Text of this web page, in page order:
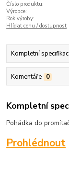
Číslo produktu:
Výrobce:
Rok výroby:
Hlídat cenu / dostupnost
Kompletní
Komentáře 0
Kompletní
Pohádka do
Prohlédnout